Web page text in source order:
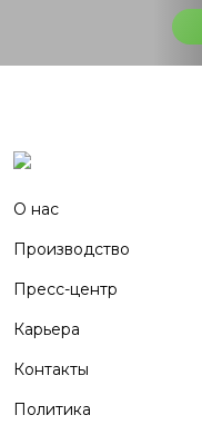
О нас
Производство
Пресс-центр
Карьера
Контакты
Политика